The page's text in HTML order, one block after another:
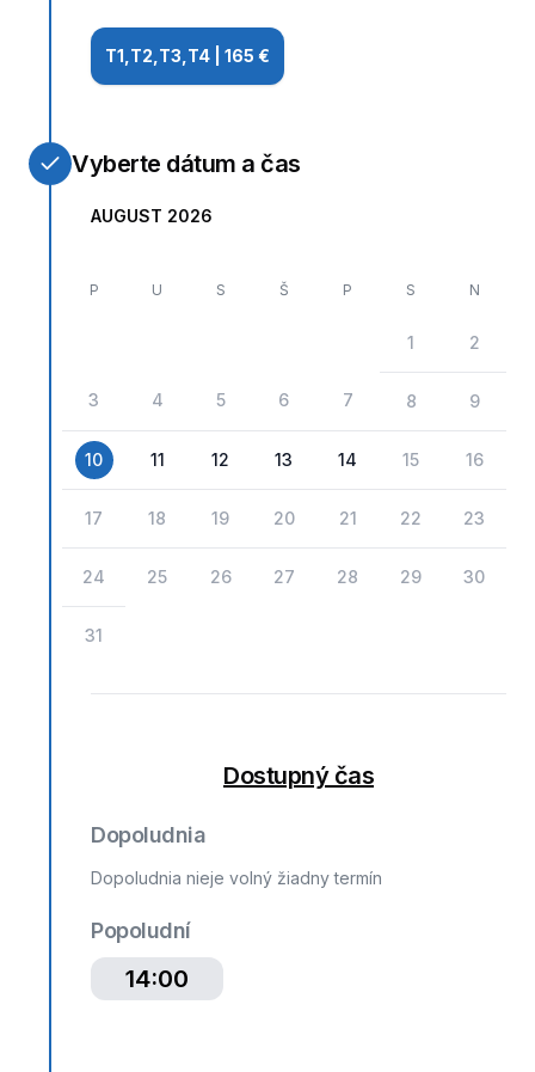
T1,T2,T3,T4 165 €
Vyberte dátum a čas
AUGUST 2026
P U S Š P S N
1 2
3 4 5 6 7 8 9
10 11 12 13 14 15 16
17 18 19 20 21 22 23
24 25 26 27 28 29 30
31
Dostupný čas
Dopoludnia
Dopoludnia nieje volný žiadny termín
Popoludní
14:00